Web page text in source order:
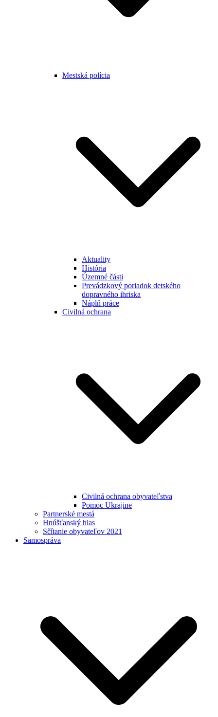
Mestská polícia
Aktuality
História
Územné části
Prevádzkový poriadok detského
dopravného ihriska
Náplň práce
Civilná ochrana
Civilná ochrana obyvateľstva
Pomoc Ukrajine
Partnerské mestá
Hnúšťanský hlas
Sčítanie obyvateľov 2021
Samospráva